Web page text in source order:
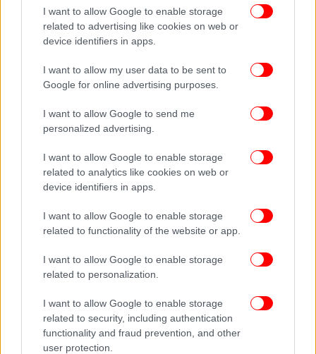
I want to allow Google to enable storage
related to advertising like cookies on web or
device identifiers in apps.
I want to allow my user data to be sent to
Google for online advertising purposes.
I want to allow Google to send me
personalized advertising.
I want to allow Google to enable storage
related to analytics like cookies on web or
device identifiers in apps.
I want to allow Google to enable storage
related to functionality of the website or app.
I want to allow Google to enable storage
related to personalization.
I want to allow Google to enable storage
related to security, including authentication
functionality and fraud prevention, and other
user protection.
Με νέο ψήφισμα, τον Νοέμβριο της ίδιας χρονιάς, ο
ΟΗΕ περιόρισε τις εξαγωγές άνθρακα από τη Β.
Κορέα στην Κίνα, που αποτελεί αυτή τη στιγμή τη
μόνη αγορά για τον άνθρακα της Πιονγιάνγκ. Τον
Αύγουστο, έπειτα από δύο εκτοξεύσεις
διηπειρωτικών βαλλιστικών πυραύλων, το
Συμβούλιο Ασφαλείας επέβαλε ολοκληρωτική
απαγόρευση στην εξαγωγή άνθρακα, σιδήρου,
«πάγωσε» τις άδειες εργασίας όλων των
Βορειοκορεατών εργατών, που είχαν σταλεί στο
εξωτερικό.
Εχουν αποτέλεσμα οι κυρώσεις;
Παρόλα αυτά όμως, ειδικοί και διπλωμάτες
συμφωνούν ότι οι κυρώσεις έχουν περιορισμένο
αντίκτυπο και ότι αποτελούν μόνο ένα εργαλείο,
στην ευρύτερη διεθνή προσπάθεια να πειστεί η
Πιονγιάνγκ να αλλάξει συμπεριφορά.